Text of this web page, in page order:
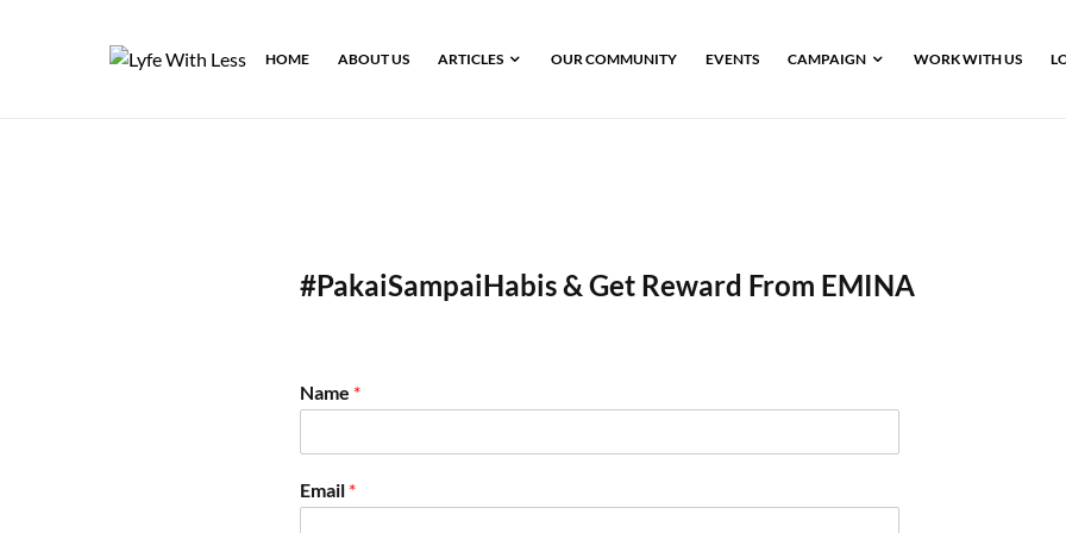
HOME ABOUT US ARTICLES OUR COMMUNITY EVENTS CAMPAIGN WORK WITH US
#PakaiSampaiHabis & Get Reward From EMINA
Name *
Email *